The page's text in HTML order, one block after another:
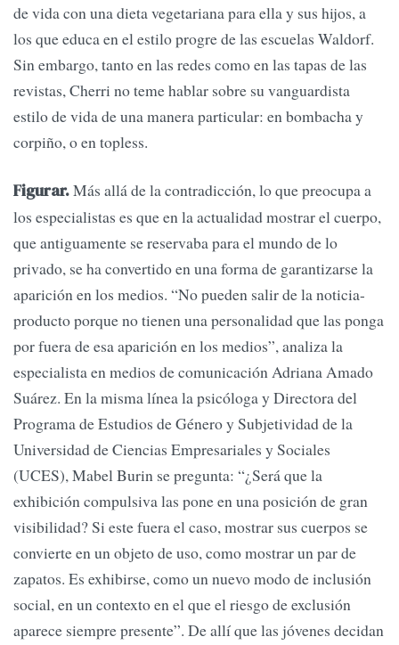
de vida con una dieta vegetariana para ella y sus hijos, a
los que educa en el estilo progre de las escuelas Waldorf.
Sin embargo, tanto en las redes como en las tapas de las
revistas, Cherri no teme hablar sobre su vanguardista
estilo de vida de una manera particular: en bombacha y
corpiño, o en topless.
Figurar.Más allá de la contradicción, lo que preocupa a
los especialistas es que en la actualidad mostrar el cuerpo,
que antiguamente se reservaba para el mundo de lo
privado, se ha convertido en una forma de garantizarse la
aparición en los medios. “No pueden salir de la noticia-
producto porque no tienen una personalidad que las ponga
por fuera de esa aparición en los medios”, analiza la
especialista en medios de comunicación Adriana Amado
Suárez. En la misma línea la psicóloga y Directora del
Programa de Estudios de Género y Subjetividad de la
Universidad de Ciencias Empresariales y Sociales
(UCES), Mabel Burin se pregunta: “¿Será que la
exhibición compulsiva las pone en una posición de gran
visibilidad? Si este fuera el caso, mostrar sus cuerpos se
convierte en un objeto de uso, como mostrar un par de
zapatos. Es exhibirse, como un nuevo modo de inclusión
social, en un contexto en el que el riesgo de exclusión
aparece siempre presente”. De allí que las jóvenes decidan